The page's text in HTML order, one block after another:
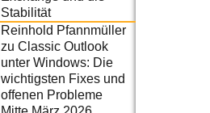
Stabilität
Reinhold Pfannmüller
zu Classic Outlook
unter Windows: Die
wichtigsten Fixes und
offenen Probleme